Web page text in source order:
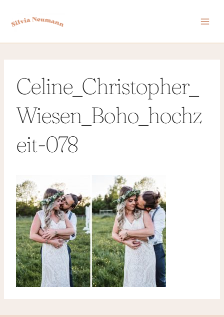
Inhalt
Celine_Christopher_
Wiesen_Boho_hochz
eit-078